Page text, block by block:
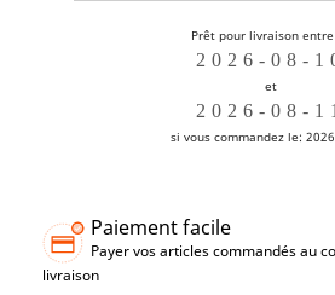
Prêt pour livraison
et
si vous commandez le:
Paiement facile
Payer vos articles commandés au
livraison